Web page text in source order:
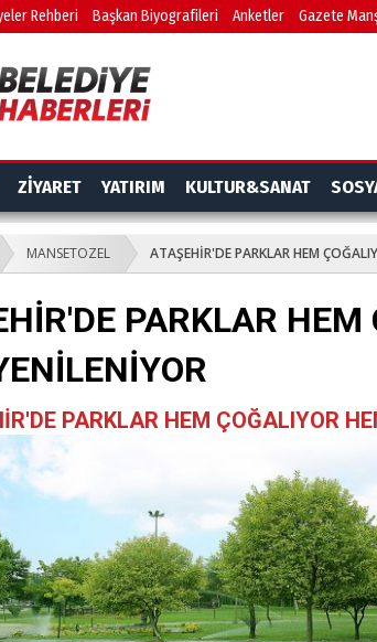
Rehberi Başkan Biyografileri Anketler Gazete
ZİYARET YATIRIM KULTUR&SANAT
MANSETOZEL ATAŞEHİR'DE PARKLAR HEM
PARKLAR HEM
PARKLAR HEM ÇOĞALIYOR